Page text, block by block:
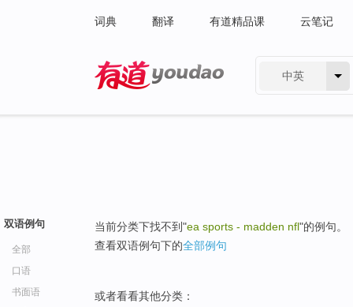
词典 翻译 有道精品课 云笔记
中英
双语例句
全部
口语
书面语
当前分类下找不到"ea sports - madden nfl"的例句。
查看双语例句下的全部例句
或者看看其他分类：